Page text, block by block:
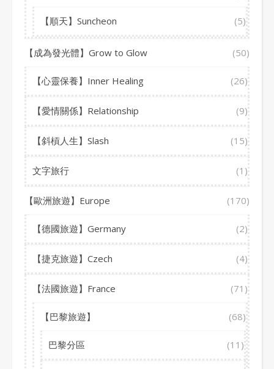
【順天】Suncheon (5)
【成為發光體】Grow to Glow (50)
【心靈保養】Inner Healing (26)
【愛情關係】Relationship (9)
【斜槓人生】Slash (15)
文字旅行 (1)
【歐洲旅遊】Europe (170)
【德國旅遊】Germany (2)
【捷克旅遊】Czech (4)
【法國旅遊】France (71)
【巴黎旅遊】 (68)
巴黎分區 (11)